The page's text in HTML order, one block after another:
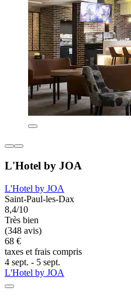
L'Hotel by JOA
L'Hotel by JOA
Saint-Paul-les-Dax
8,4/10
Très bien
(348 avis)
68 €
taxes et frais compris
4 sept. - 5 sept.
L'Hotel by JOA